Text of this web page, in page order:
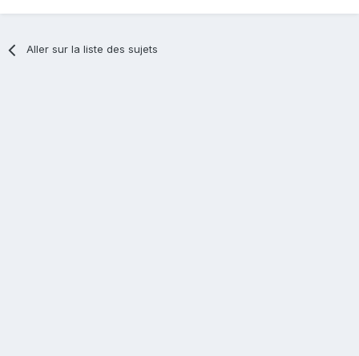
Aller sur la liste des sujets